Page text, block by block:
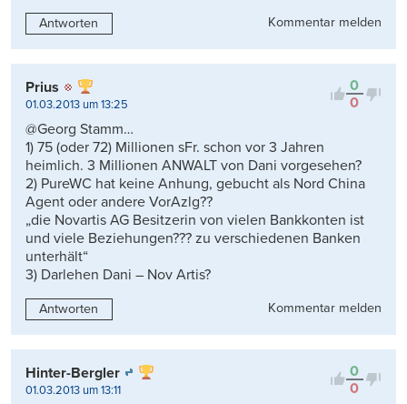
Antworten Kommentar melden
0
0
Prius
01.03.2013 um 13:25
@Georg Stamm…
1) 75 (oder 72) Millionen sFr. schon vor 3 Jahren
heimlich. 3 Millionen ANWALT von Dani vorgesehen?
2) PureWC hat keine Anhung, gebucht als Nord China
Agent oder andere VorAzlg??
„die Novartis AG Besitzerin von vielen Bankkonten ist
und viele Beziehungen??? zu verschiedenen Banken
unterhält“
3) Darlehen Dani – Nov Artis?
Antworten Kommentar melden
0
0
Hinter-Bergler
01.03.2013 um 13:11